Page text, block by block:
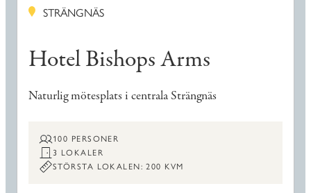
STRÄNGNÄS
Hotel Bishops Arms
Naturlig mötesplats i centrala Strängnäs
100 PERSONER
3 LOKALER
STÖRSTA LOKALEN: 200 KVM